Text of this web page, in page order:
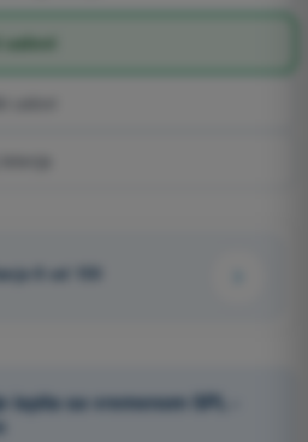
8 od 150
ispita sa vremenom SPL -